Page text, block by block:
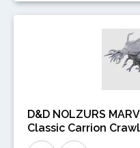
D&D NOLZURS
Classic Carrion